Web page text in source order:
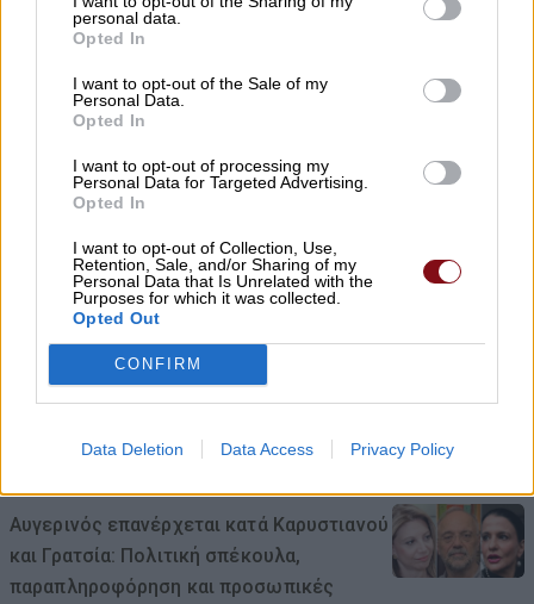
personal data.
Opted In
I want to opt-out of the Sale of my
Personal Data.
Opted In
I want to opt-out of processing my
Personal Data for Targeted Advertising.
Opted In
I want to opt-out of Collection, Use,
Retention, Sale, and/or Sharing of my
Personal Data that Is Unrelated with the
Purposes for which it was collected.
Opted Out
CONFIRM
Data Deletion Data Access Privacy Policy
γίνεται πράξη. Εξασφαλίστηκε η
Δημοτικό Κτίριο Συκουρίου»
08/08/2026 , 10:53
ΣΥΦΩΕΛ: Χάθηκαν 153,74 εκατ. € για τις
μικρές επιχειρήσεις
08/08/2026 , 10:38
Κρούσμα λοίμωξης από τον ιό του Δυτ.
Νείλου στους Γόννους – Θα γίνει
Αυγερινός επανέρχεται κατά Καρυστιανού
και Γρατσία: Πολιτική σπέκουλα,
παραπληροφόρηση και προσωπικές